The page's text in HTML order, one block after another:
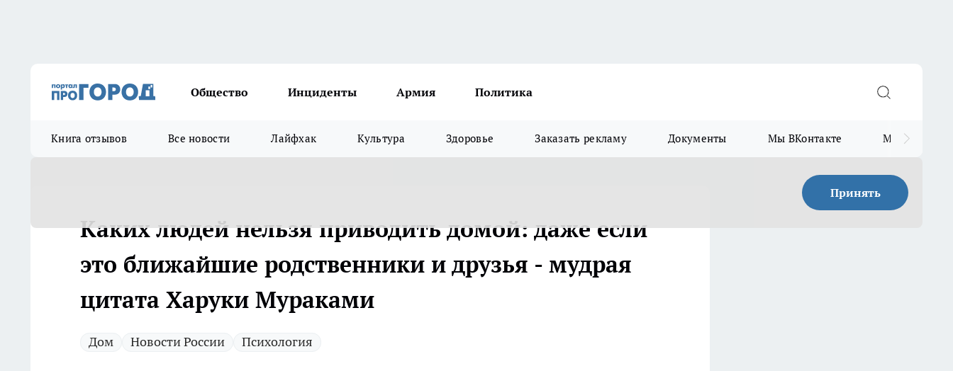
Общество Инциденты Армия Политика
Книга отзывов Все новости Лайфхак Культура Здоровье Заказать рекламу Документы Мы ВКонтакте Мы в
Принять
Каких людей нельзя приводить домой: даже если
это ближайшие родственники и друзья - мудрая
цитата Харуки Мураками
Дом Новости России Психология